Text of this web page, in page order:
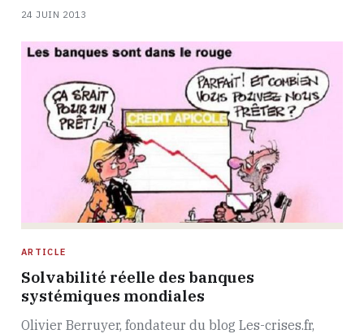
24 JUIN 2013
ARTICLE
Solvabilité réelle des banques
systémiques mondiales
Olivier Berruyer, fondateur du blog Les-crises.fr,